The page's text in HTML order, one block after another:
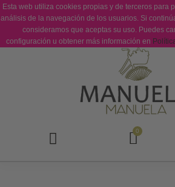
Sobre Nosotros Contacto
Esta web utiliza cookies propias y de terceros para
análisis de la navegación de los usuarios. Si
consideramos que aceptas su uso. Puedes
configuración u obtener más información en